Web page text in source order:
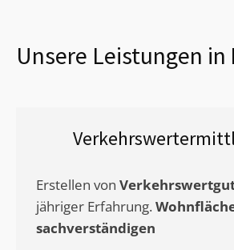
Unsere Leistungen in
Erstellen von
jähriger Erfahrung.
sachverständigen